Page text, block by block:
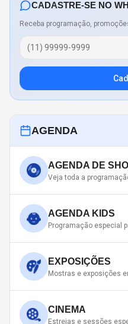
CADASTRE-SE NO
Receba programação,
AGENDA
AGENDA DE
Veja toda a
AGENDA KIDS
Programação especial
EXPOSIÇÕES
Mostras e exposições
CINEMA
Estreias e sessões